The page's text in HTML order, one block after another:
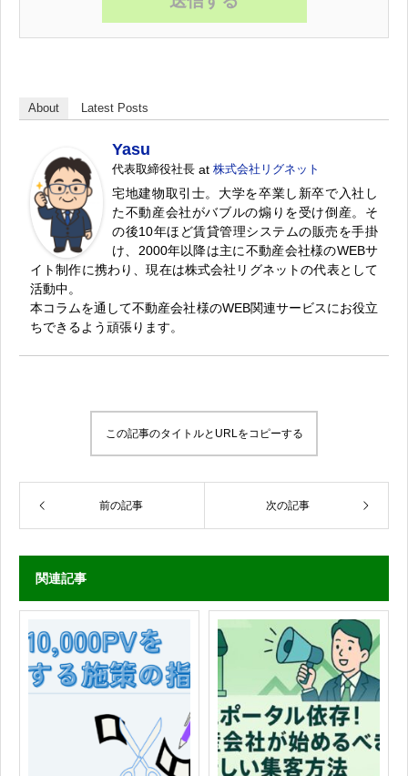
About Latest Posts
Yasu
代表取締役社長 at 株式会社リグネット
宅地建物取引士。大学を卒業し新卒で入社し
た不動産会社がバブルの煽りを受け倒産。そ
の後10年ほど賃貸管理システムの販売を手掛
け、2000年以降は主に不動産会社様のWEBサ
イト制作に携わり、現在は株式会社リグネットの代表として
活動中。
本コラムを通して不動産会社様のWEB関連サービスにお役立
ちできるよう頑張ります。
この記事のタイトルとURLをコピーする
前の記事 次の記事
関連記事